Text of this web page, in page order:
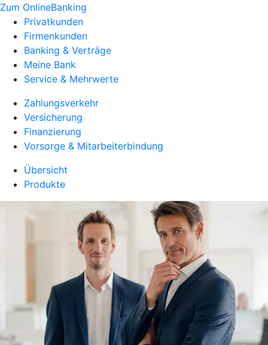
Zum OnlineBanking
Privatkunden
Firmenkunden
Banking & Verträge
Meine Bank
Service & Mehrwerte
Zahlungsverkehr
Versicherung
Finanzierung
Vorsorge & Mitarbeiterbindung
Übersicht
Produkte